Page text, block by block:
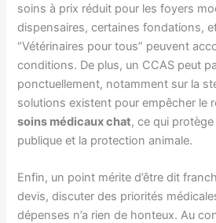
soins à prix réduit pour les foyers
dispensaires, certaines fondations,
“Vétérinaires pour tous” peuvent
conditions. De plus, un CCAS peut
ponctuellement, notamment sur la
solutions existent pour empêcher le
soins médicaux chat, ce qui
publique et la protection animale.
Enfin, un point mérite d’être dit
devis, discuter des priorités
dépenses n’a rien de honteux. Au